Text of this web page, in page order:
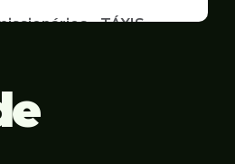
- TÁXIS